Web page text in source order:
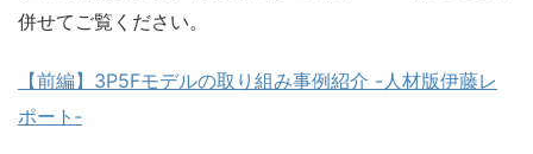
併せてご覧ください。
【前編】3P5Fモデルの取り組み事例紹介 -人材版伊藤レ
ポート‐